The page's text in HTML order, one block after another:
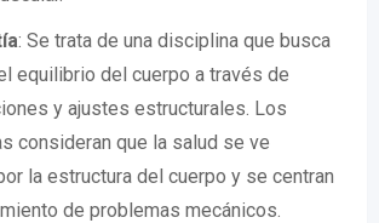
: Se trata de una disciplina que busca
equilibrio del cuerpo a través de
y ajustes estructurales. Los
consideran que la salud se ve
la estructura del cuerpo y se centran
de problemas mecánicos.